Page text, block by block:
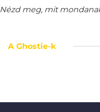
Nézd meg, mit
A Ghostie-k